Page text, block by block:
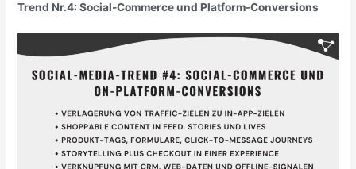
Trend Nr.4: Social-Commerce und Platform-Conversions